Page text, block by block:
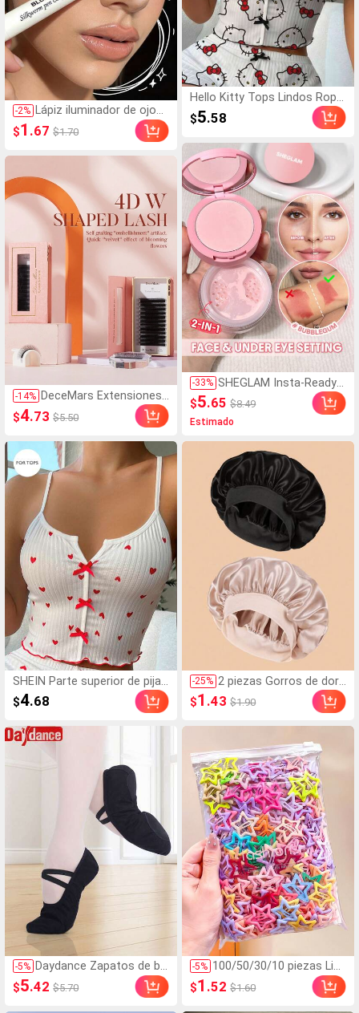
-2% Lápiz iluminador de ojos
brillante, lápiz de sombra
de ojos iluminador de lar
mbra de ojos perlado bla
nco brillante para difumin
ar, maquillaje de ojos par
a festival de música
$1 .67 $1.70
-14% DeceMars Extensiones
de pestañas en forma d
e 4D W, 3 puntas, rizo C
filas en una bandeja, rac
imos de pestañas, pest
añas individuales, pesta
ñas postizas
$4.73 $5.50
SHEIN Parte superior de pija
ma de camisola con estamp
ado de corazón, adornos de l
$4.68
-5% Daydance Zapatos de bal
let para mujer, zapatos d
e ballet de suela blanda,
$5.42 $5.70
Hello Kitty Tops Lindos Ropa
de Dormir para Mujeres, Pija
mas, Pjs, Y2K, Camisón para
Gráficas Camisas para Dormi
r
$5.58
-33% SHEGLAM Insta-Ready
DúO Polvo Fijador Rostr
o & Ojeras-Bubblegum
Marca De Belleza Cosm
ujeres Y NiñAs
$5.65 $8.49
Estimado
-25% 2 piezas Gorros de dor
mir de seda y satén de l
ujo, unicolor, gorros elá
dos para usar toda la n
oche, cuidado del cabell
o, ducha, ajuste suave a
l cuero cabelludo, para e
lla
$1 .43 $1.90
-5% 100/50/30/10 piezas Lind
os clips de estrella de cin
co puntas estilo Y2K, clip
$1 .52 $1.60